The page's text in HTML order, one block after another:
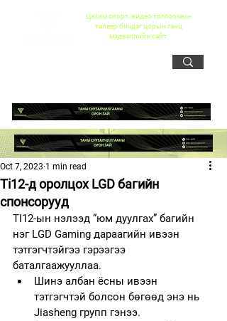
Цахим спорт, видео тоглоомын
талаар бичдэг цорын ганц
мэдээллийн сайт
Ti12-д оролцох LGD багийн
спонсорууд
Oct 7, 2023 1 min read
TI12-ын нэлээд “юм дуулгах” багийн
нэг LGD Gaming дараагийн ивээн
тэтгэгчтэйгээ гэрээгээ
баталгаажууллаа.
Шинэ албан ёсны ивээн
тэтгэгчтэй болсон бөгөөд энэ нь
Jiasheng групп гэнээ.